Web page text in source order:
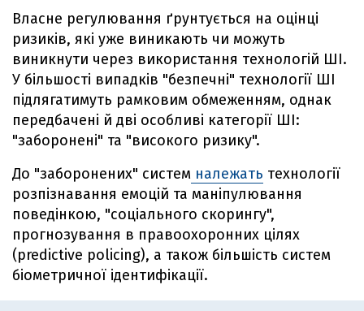
Власне регулювання ґрунтується на оцінці
ризиків, які уже виникають чи можуть
виникнути через використання технологій ШІ.
У більшості випадків "безпечні" технології ШІ
підлягатимуть рамковим обмеженням, однак
передбачені й дві особливі категорії ШІ:
"заборонені" та "високого ризику".
До "заборонених" систем належать технології
розпізнавання емоцій та маніпулювання
поведінкою, "соціального скорингу",
прогнозування в правоохоронних цілях
(predictive policing), а також більшість систем
біометричної ідентифікації.